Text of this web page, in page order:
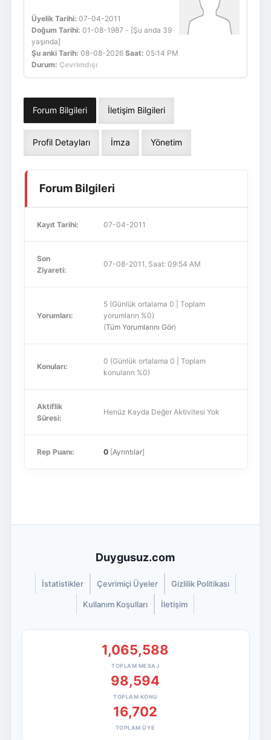
Üyelik Tarihi: 07-04-2011
Doğum Tarihi: 01-08-1987 - [Şu anda 39
yaşında]
Şu anki Tarih: 08-08-2026 Saat: 05:14 PM
Durum: Çevrimdışı
Forum Bilgileri İletişim Bilgileri
Profil Detayları İmza Yönetim
Forum Bilgileri
Kayıt Tarihi: 07-04-2011
Son
Ziyareti:
07-08-2011, Saat: 09:54 AM
Yorumları:
5 (Günlük ortalama 0 | Toplam
yorumların %0)
(Tüm Yorumlarını Gör)
Konuları:
0 (Günlük ortalama 0 | Toplam
konuların %0)
Aktiflik
Süresi:
Henüz Kayda Değer Aktivitesi Yok
Rep Puanı: 0[Ayrıntılar]
Duygusuz.com
İstatistikler Çevrimiçi Üyeler Gizlilik Politikası
Kullanım Koşulları İletişim
1,065,588
TOPLAM MESAJ
98,594
TOPLAM KONU
16,702
TOPLAM ÜYE